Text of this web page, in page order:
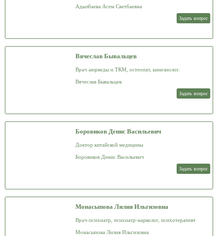
Адылбаева Асем Светбаевна
Задать вопрос
Вячеслав Бывальцев
Врач аюрведы и ТКМ, остеопат, кинезиолог.
Вячеслав Бывальцев
Задать вопрос
Боровиков Денис Васильевич
Доктор китайской медицины
Боровиков Денис Васильевич
Задать вопрос
Монасыпова Лилия Ильгизовна
Врач-психиатр, психиатр-нарколог, психотерапевт
Монасыпова Лилия Ильгизовна